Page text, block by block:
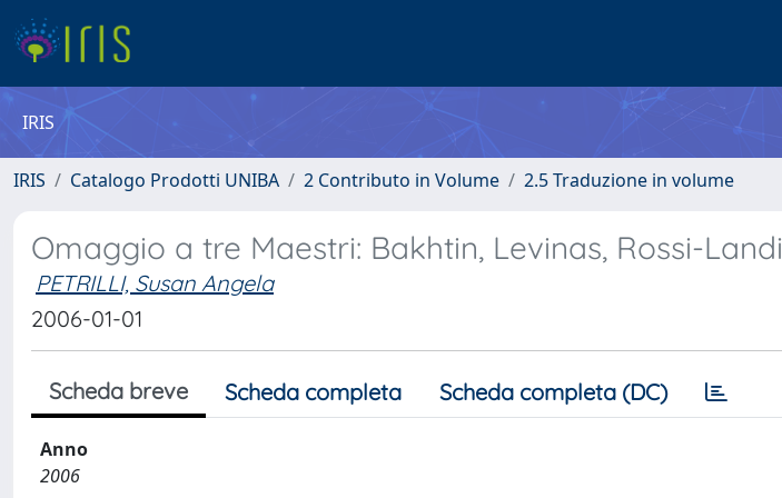
IRIS
IRIS Catalogo Prodotti UNIBA 2 Contributo in Volume 2.5 Traduzione in volume
Omaggio a tre Maestri: Bakhtin, Levinas, Rossi-Landi
PETRILLI, Susan Angela
2006-01-01
Scheda breve Scheda completa Scheda completa (DC)
Anno
2006